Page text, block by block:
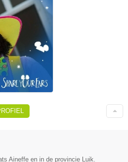
Aineffe en in de provincie Luik.